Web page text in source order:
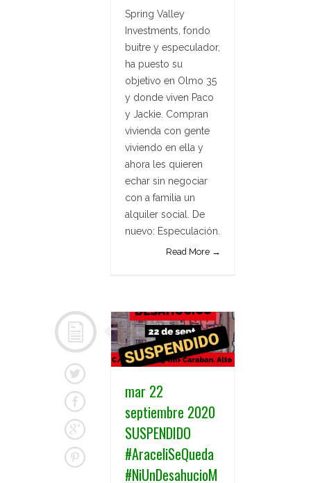
Spring Valley
Investments, fondo
buitre y especulador,
ha puesto su
objetivo en Olmo 35
y donde viven Paco
y Jackie. Compran
vivienda con gente
viviendo en ella y
ahora les quieren
echar sin negociar
con a familia un
alquiler social. De
nuevo: Especulación.
Read More →
mar 22
septiembre 2020
SUSPENDIDO
#AraceliSeQueda
#NiUnDesahucioM